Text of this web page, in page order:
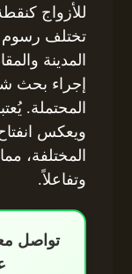
للأزواج
تختلف رسوم
المدينة
إجراء بحث
المحتملة.
ويعكس
المختلفة،
وتفاعلاً.
تواصل